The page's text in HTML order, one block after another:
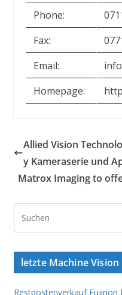
Phone:
Fax:
Email:
Homepage:
Allied Vision
y Kameraserie und
Matrox Imaging to
letzte Machine Vision
Restpostenverkauf Fujinon